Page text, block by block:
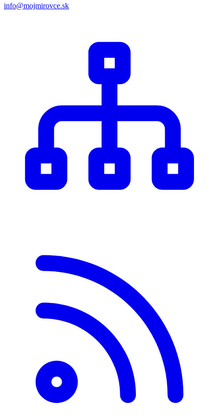
info@mojmirovce.sk